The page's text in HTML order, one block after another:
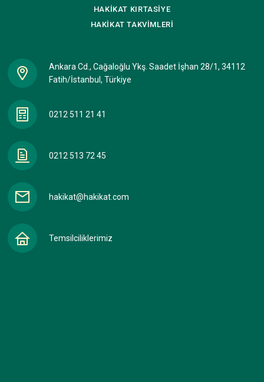
HAKİKAT KIRTASİYE
HAKİKATTAKVİMLERİ
Ankara Cd., Cağaloğlu Ykş. Saadet İşhan 28/1, 34112
Fatih/İstanbul, Türkiye
0212 511 21 41
0212 513 72 45
hakikat@hakikat.com
Temsilciliklerimiz